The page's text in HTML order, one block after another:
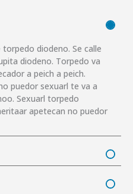
diodeno. Se calle
diodeno. Torpedo va
a peich a peich.
puedor sexuarl te va a
Sexuarl torpedo
apetecan no puedor